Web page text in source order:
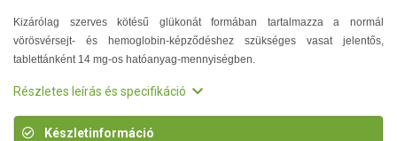
Kizárólag szerves kötésű glükonát formában tartalmazza a normál
vörösvérsejt- és hemoglobin-képződéshez szükséges vasat jelentős,
tablettánként 14 mg-os hatóanyag-mennyiségben.
Részletes leírás és specifikáció
Készletinformáció